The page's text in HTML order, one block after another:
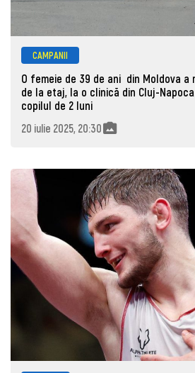
CAMPANII
O femeie de 39 de ani din Moldova
de la etaj, la o clinică din Cluj-
copilul de 2 luni
20 iulie 2025, 20:30